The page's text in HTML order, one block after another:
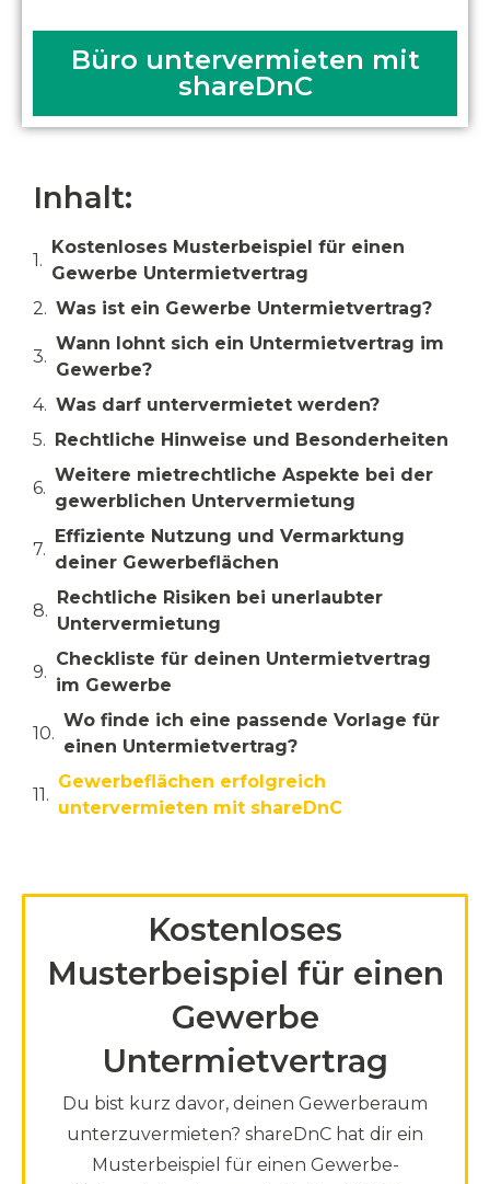
Büro untervermieten mit
shareDnC
Inhalt:
Kostenloses Musterbeispiel für einen
Gewerbe Untermietvertrag
Was ist ein Gewerbe Untermietvertrag?
Wann lohnt sich ein Untermietvertrag im
Gewerbe?
Was darf untervermietet werden?
Rechtliche Hinweise und Besonderheiten
Weitere mietrechtliche Aspekte bei der
gewerblichen Untervermietung
Effiziente Nutzung und Vermarktung
deiner Gewerbeflächen
Rechtliche Risiken bei unerlaubter
Untervermietung
Checkliste für deinen Untermietvertrag
im Gewerbe
Wo finde ich eine passende Vorlage für
einen Untermietvertrag?
Gewerbeflächen erfolgreich
untervermieten mit shareDnC
Kostenloses
Musterbeispiel für einen
Gewerbe
Untermietvertrag
Du bist kurz davor, deinen Gewerberaum
unterzuvermieten? shareDnC hat dir ein
Musterbeispiel für einen Gewerbe-